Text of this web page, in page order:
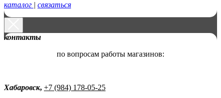
каталог | связаться
контакты
по вопросам работы магазинов:
Хабаровск, +7 (984) 178-05-25